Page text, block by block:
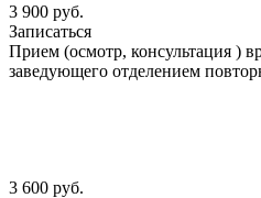
3 900 руб.
Записаться
Прием (осмотр, консультация )
заведующего отделением
3 600 руб.